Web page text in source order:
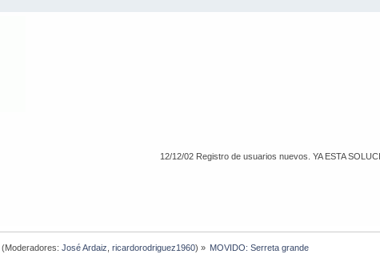
12/12/02 Registro de usuarios nuevos. YA ESTA
(Moderadores:José Ardaiz ,ricardorodriguez1960) » MOVIDO: Serreta grande